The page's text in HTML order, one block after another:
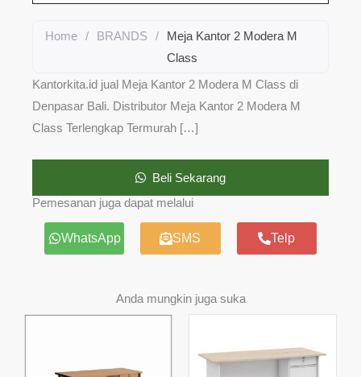
Home / BRANDS /
Meja Kantor 2 Modera M
Class
Kantorkita.id jual Meja Kantor 2 Modera M Class di
Denpasar Bali. Distributor Meja Kantor 2 Modera M
Class Terlengkap Termurah […]
Beli Sekarang
Pemesanan juga dapat melalui
WhatsApp SMS Telp
Anda mungkin juga suka